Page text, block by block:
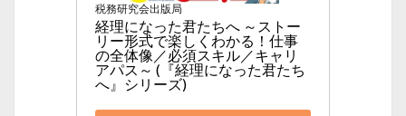
税務研究会出版局
経理になった君たちへ ～ストー
リー形式で楽しくわかる！仕事
の全体像／必須スキル／キャリ
アパス～ (『経理になった君たち
へ』シリーズ)